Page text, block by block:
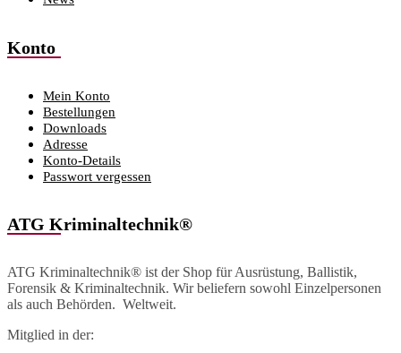
Konto
Mein Konto
Bestellungen
Downloads
Adresse
Konto-Details
Passwort vergessen
ATG Kriminaltechnik®
ATG Kriminaltechnik® ist der Shop für Ausrüstung, Ballistik,
Forensik & Kriminaltechnik. Wir beliefern sowohl Einzelpersonen
als auch Behörden. Weltweit.
Mitglied in der: